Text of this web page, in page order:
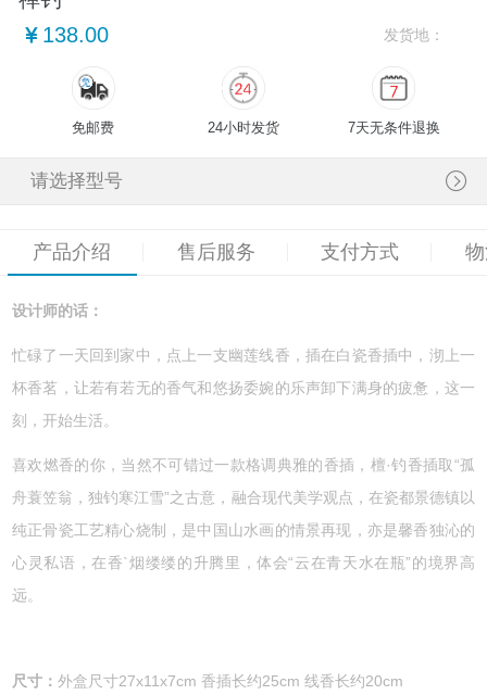
138.00
发货地：
免邮费 24小时发货 7天无条件退换
请选择型号
产品介绍 售后服务 支付方式
设计师的话：
忙碌了一天回到家中，点上一支幽莲线香，插在白瓷香插中，沏上一
杯香茗，让若有若无的香气和悠扬委婉的乐声卸下满身的疲惫，这一
刻，开始生活。
喜欢燃香的你，当然不可错过一款格调典雅的香插，檀·钓香插取“孤
舟蓑笠翁，独钓寒江雪”之古意，融合现代美学观点，在瓷都景德镇以
纯正骨瓷工艺精心烧制，是中国山水画的情景再现，亦是馨香独沁的
心灵私语，在香`烟缕缕的升腾里，体会“云在青天水在瓶”的境界高
远。
尺寸：外盒尺寸27x11x7cm 香插长约25cm线香长约20cm